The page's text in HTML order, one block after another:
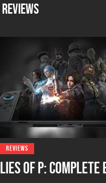
Reviews
REVIEWS
Lies of P: Complete